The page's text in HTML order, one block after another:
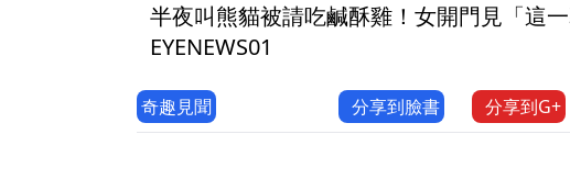
半夜叫熊貓被請吃鹹酥雞！女開門見「這
EYENEWS01
奇趣見聞 分享到臉書 分享到G+